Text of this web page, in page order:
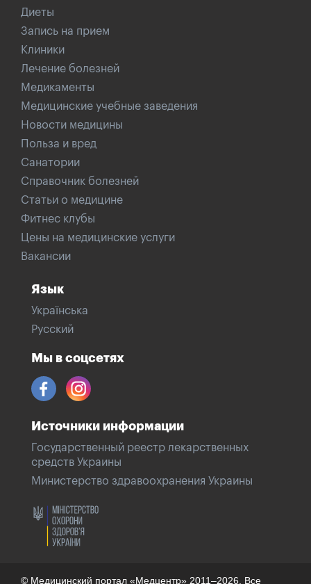
Диеты
Запись на прием
Клиники
Лечение болезней
Медикаменты
Медицинские учебные заведения
Новости медицины
Польза и вред
Санатории
Справочник болезней
Статьи о медицине
Фитнес клубы
Цены на медицинские услуги
Вакансии
Язык
Українська
Русский
Мы в соцсетях
Источники информации
Государственный реестр лекарственных
средств Украины
Министерство здравоохранения Украины
© Медицинский портал «Медцентр» 2011–2026. Все